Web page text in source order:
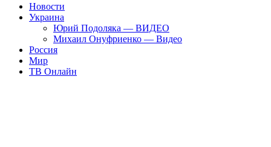
Новости
Украина
Юрий Подоляка — ВИДЕО
Михаил Онуфриенко — Видео
Россия
Мир
ТВ Онлайн